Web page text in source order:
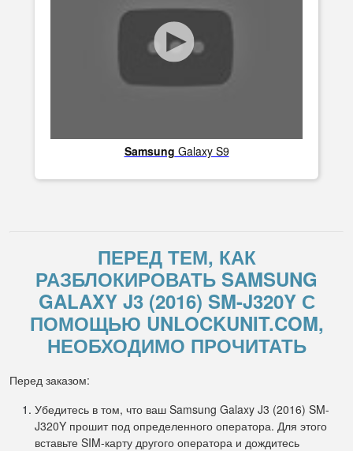
Samsung Galaxy S9
ПЕРЕД ТЕМ, КАК
РАЗБЛОКИРОВАТЬ SAMSUNG
GALAXY J3 (2016) SM-J320Y С
ПОМОЩЬЮ UNLOCKUNIT.COM,
НЕОБХОДИМО ПРОЧИТАТЬ
Перед заказом:
Убедитесь в том, что ваш Samsung Galaxy J3 (2016) SM-
J320Y прошит под определенного оператора. Для этого
вставьте SIM-карту другого оператора и дождитесь